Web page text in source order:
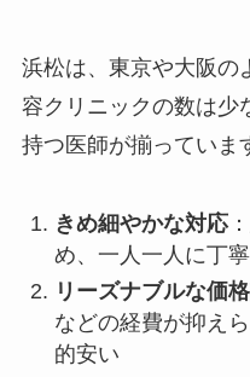
浜松は、東京や大阪の
容クリニックの数は少
持つ医師が揃っていま
きめ細やかな対応
め、一人一人に丁
リーズナブルな価
などの経費が抑え
的安い